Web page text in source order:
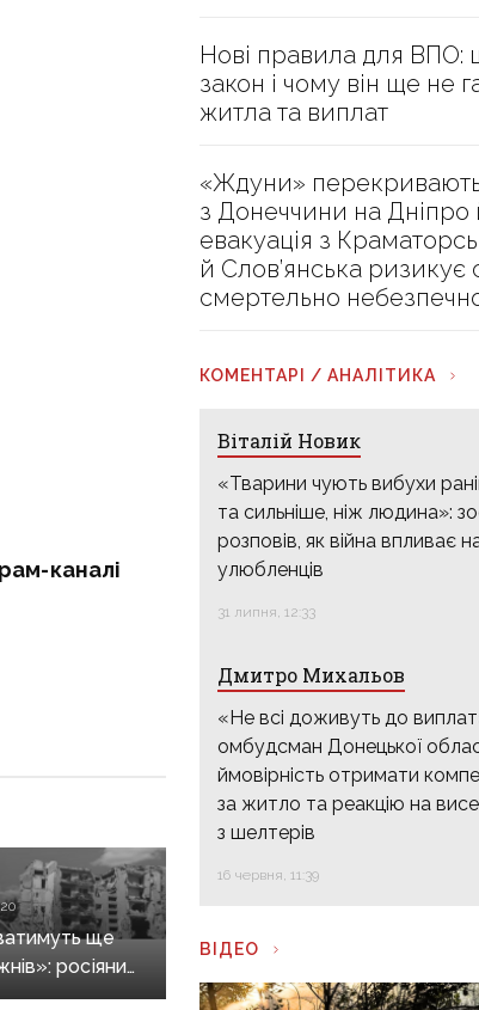
каналі
ще
росіяни
Нові правила для ВПО:
закон і чому він ще не
житла та виплат
«Ждуни»
з Донеччини на Дніпро
евакуація з
й Слов’янська ризикує
смертельно
КОМЕНТАРІ / АНАЛІТИКА
Віталій Новик
«Тварини чують вибухи
та сильніше, ніж людина»:
розповів, як війна впливає
улюбленців
31 липня, 12:33
Дмитро Михальов
«Не всі доживуть до
омбудсман Донецької
ймовірність отримати
за житло та реакцію на
з шелтерів
16 червня, 11:39
ВІДЕО